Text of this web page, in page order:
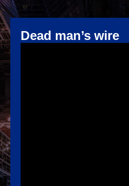
Dead man’s wire